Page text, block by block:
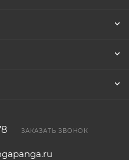
ЗАКАЗАТЬ ЗВОНОК